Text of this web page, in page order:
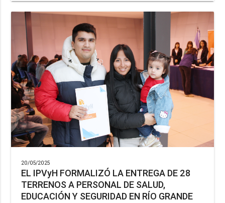
20/05/2025
EL IPVyH FORMALIZÓ LA ENTREGA DE 28
TERRENOS A PERSONAL DE SALUD,
EDUCACIÓN Y SEGURIDAD EN RÍO GRANDE